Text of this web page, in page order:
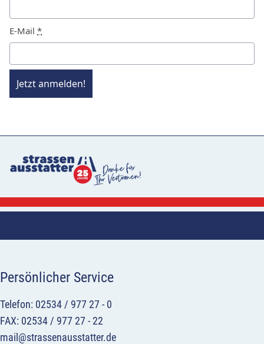
E-Mail *
Jetzt anmelden!
Persönlicher Service
Telefon: 02534 / 977 27 - 0
FAX: 02534 / 977 27 - 22
mail@strassenausstatter.de